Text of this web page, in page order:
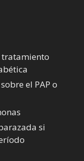
tratamiento
el PAP o
si